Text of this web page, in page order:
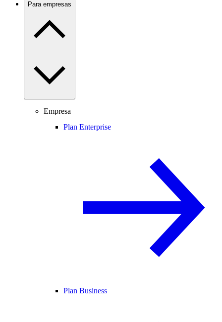
Para empresas
Empresa
Plan Enterprise
Plan Business